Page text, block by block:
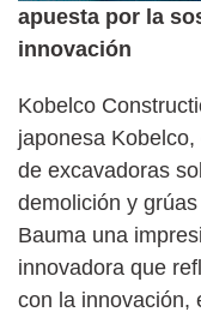
apuesta por la
innovación
Kobelco
japonesa
de excavadoras
demolición y
Bauma una
innovadora que
con la innovación,